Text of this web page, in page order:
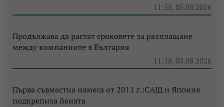
11:38, 05.08.2026
Продължава да растат сроковете за разплащане
между компаниите в България
11:18, 03.08.2026
Първа съвместна намеса от 2011 г.:САЩ и Япония
подкрепиха йената